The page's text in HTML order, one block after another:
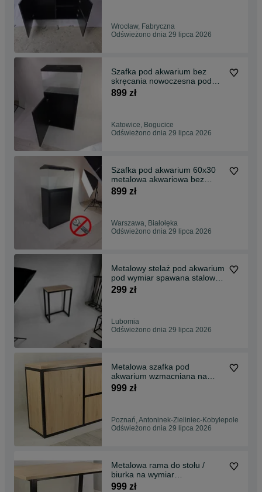
Wrocław, Fabryczna
Odświeżono dnia 29 lipca 2026
Szafka pod akwarium bez
skręcania nowoczesna pod
indywidualne wymiary
899 zł
Katowice, Bogucice
Odświeżono dnia 29 lipca 2026
Szafka pod akwarium 60x30
metalowa akwariowa bez
montażu 54L 72L 63L
899 zł
Warszawa, Białołęka
Odświeżono dnia 29 lipca 2026
Metalowy stelaż pod akwarium
pod wymiar spawana stalowy
terrarium loft
299 zł
Lubomia
Odświeżono dnia 29 lipca 2026
Metalowa szafka pod
akwarium wzmacniana na
wymiar PRODUCENT loft
999 zł
Poznań, Antoninek-Zieliniec-Kobylepole
Odświeżono dnia 29 lipca 2026
Metalowa rama do stołu /
biurka na wymiar
PRODUCENT loft stelaż
999 zł